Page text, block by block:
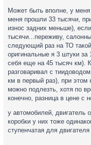
Может быть вполне, у меня
меня прошли 33 тысячи,
износ задних меньше),
тысячи...переживу,
следующий раз на ТО
оригинальные я 3 штуки за
себя еще на 45 тысяч км).
разговаривал с
км в первый раз), при этом
можно подлезть, хотя по
конечно, разница в цене с
у автомобилей,
коробки у них тоже
ступенчатая для